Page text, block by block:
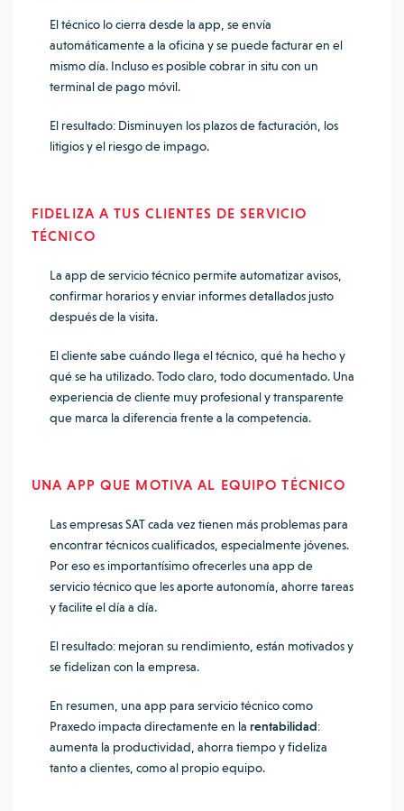
El técnico lo cierra desde la app, se envía
automáticamente a la oficina y se puede facturar en el
mismo día. Incluso es posible cobrar in situ con un
terminal de pago móvil.
El resultado: Disminuyen los plazos de facturación, los
litigios y el riesgo de impago.
FIDELIZA A TUS CLIENTES DE SERVICIO
TÉCNICO
La app de servicio técnico permite automatizar avisos,
confirmar horarios y enviar informes detallados justo
después de la visita.
El cliente sabe cuándo llega el técnico, qué ha hecho y
qué se ha utilizado. Todo claro, todo documentado. Una
experiencia de cliente muy profesional y transparente
que marca la diferencia frente a la competencia.
UNA APP QUE MOTIVA AL EQUIPO TÉCNICO
Las empresas SAT cada vez tienen más problemas para
encontrar técnicos cualificados, especialmente jóvenes.
Por eso es importantísimo ofrecerles una app de
servicio técnico que les aporte autonomía, ahorre tareas
y facilite el día a día.
El resultado: mejoran su rendimiento, están motivados y
se fidelizan con la empresa.
En resumen, una app para servicio técnico como
Praxedo impacta directamente en la rentabilidad:
aumenta la productividad, ahorra tiempo y fideliza
tanto a clientes, como al propio equipo.